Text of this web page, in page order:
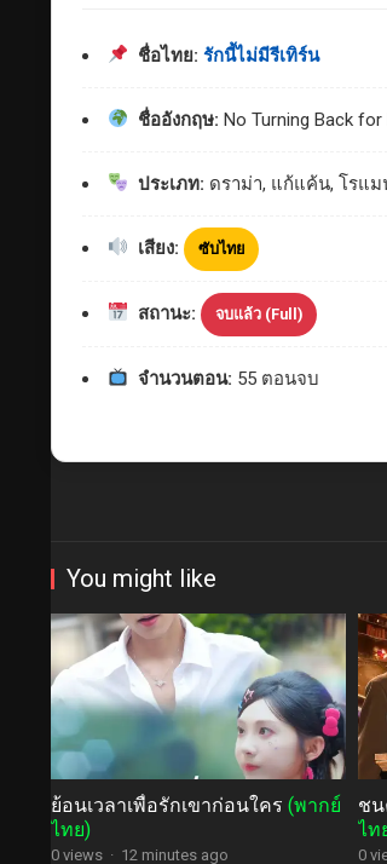
ชื่อไทย: รักนี้ไม่มีรีเทิร์น
ชื่ออังกฤษ: No Turning Back for
ประเภท: ดราม่า, แก้แค้น, โรแ
เสียง: ซับไทย
สถานะ: จบแล้ว (Full)
จำนวนตอน: 55 ตอนจบ
You might like
ย้อนเวลาเพื่อรักเขาก่อนใคร (พากย์
ไทย)
0 views · 12 minutes ago
ชน
ไท
0